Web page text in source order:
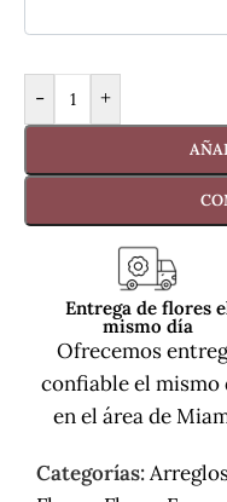
- +
Entrega de flores
mismo día
Ofrecemos
confiable el mismo
en el área de
Categorías: